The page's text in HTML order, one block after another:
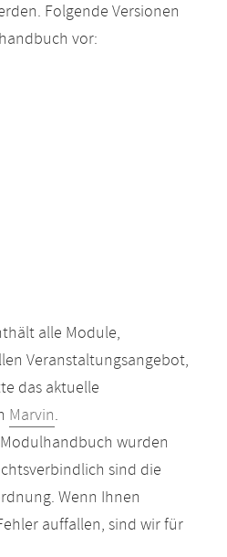
Folgende Versionen
vor:
alle Module,
Veranstaltungsangebot,
das aktuelle
Marvin.
wurden
sind die
Wenn Ihnen
auffallen, sind wir für